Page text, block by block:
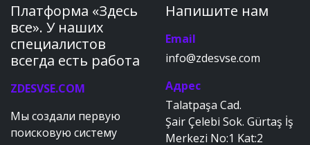
Платформа «Здесь
все». У наших
специалистов
всегда есть работа
ZDESVSE.COM
Мы создали первую
поисковую систему
Напишите нам
Email
info@zdesvse.com
Адрес
Talatpaşa Cad.
Şair Çelebi Sok. Gürtaş İş
Merkezi No:1 Kat:2